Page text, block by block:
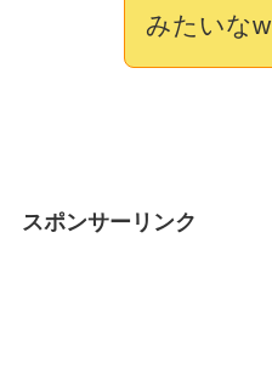
みたいなw
スポンサーリンク